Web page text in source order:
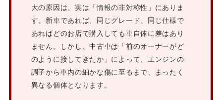
大の原因は、実は「情報の非対称性」にありま
す。新車であれば、同じグレード、同じ仕様で
あればどのお店で購入しても車自体に差はあり
ません。しかし、中古車は「前のオーナーがど
のように接してきたか」によって、エンジンの
調子から車内の細かな傷に至るまで、まったく
異なる個体となります。